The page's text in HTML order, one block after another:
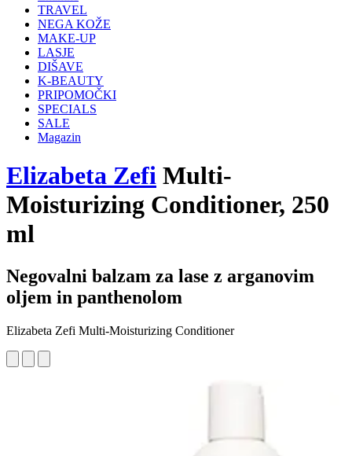
TRAVEL
NEGA KOŽE
MAKE-UP
LASJE
DIŠAVE
K-BEAUTY
PRIPOMOČKI
SPECIALS
SALE
Magazin
Elizabeta Zefi Multi-
Moisturizing Conditioner, 250
ml
Negovalni balzam za lase z arganovim
oljem in panthenolom
Elizabeta Zefi Multi-Moisturizing Conditioner